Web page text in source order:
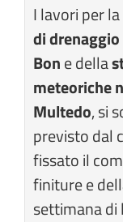
I lavori per
di
Bone della
meteoriche
Multedo, si
previsto dal
fissato il
finiture e
settimana di